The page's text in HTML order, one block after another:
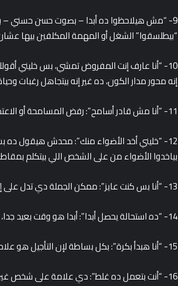
9- “مش هيلاحظوا ده أبدا – بصوت حسن حسني –
“بيطلسقوا” الشغل أو المهمة المكلفين بيها
إنه محور مدار الكون، ده غير إنه بيتجاهل رغبات
11- “أنا مش قادر أسامح”: رفض المسامحة أو الاعتذار هو غالبا أصعب من التسامح.
12- “خليني أخد الأضواء منك”: محدش هيقول ده
بياخدوا الأضواء من على الشخص اللي بيتكلم
13- “أنا بس كنت عايز”: ممكن الجملة دي تدل على إن الشخص مش معترف بحقه في اللي عايز يقوله أو يعبر عنه.
14- “ده استحالة يحصل أبدا”: أبدا هو وقت بعيد جدا، فكون الشخص يستعمل الجمل دي بيدل على إنه غير محترف.
15- “أنا هبدأ بكرة”: بكل بساطة لإن التأجيل هو علامة واضحة على الفشل يعني زي ما اتعلمنا لا تؤجل عمل اليوم للغد.
16- “أنت بتعمل ده غلط”: دي علامة على شخص غير محترف صغنن كده